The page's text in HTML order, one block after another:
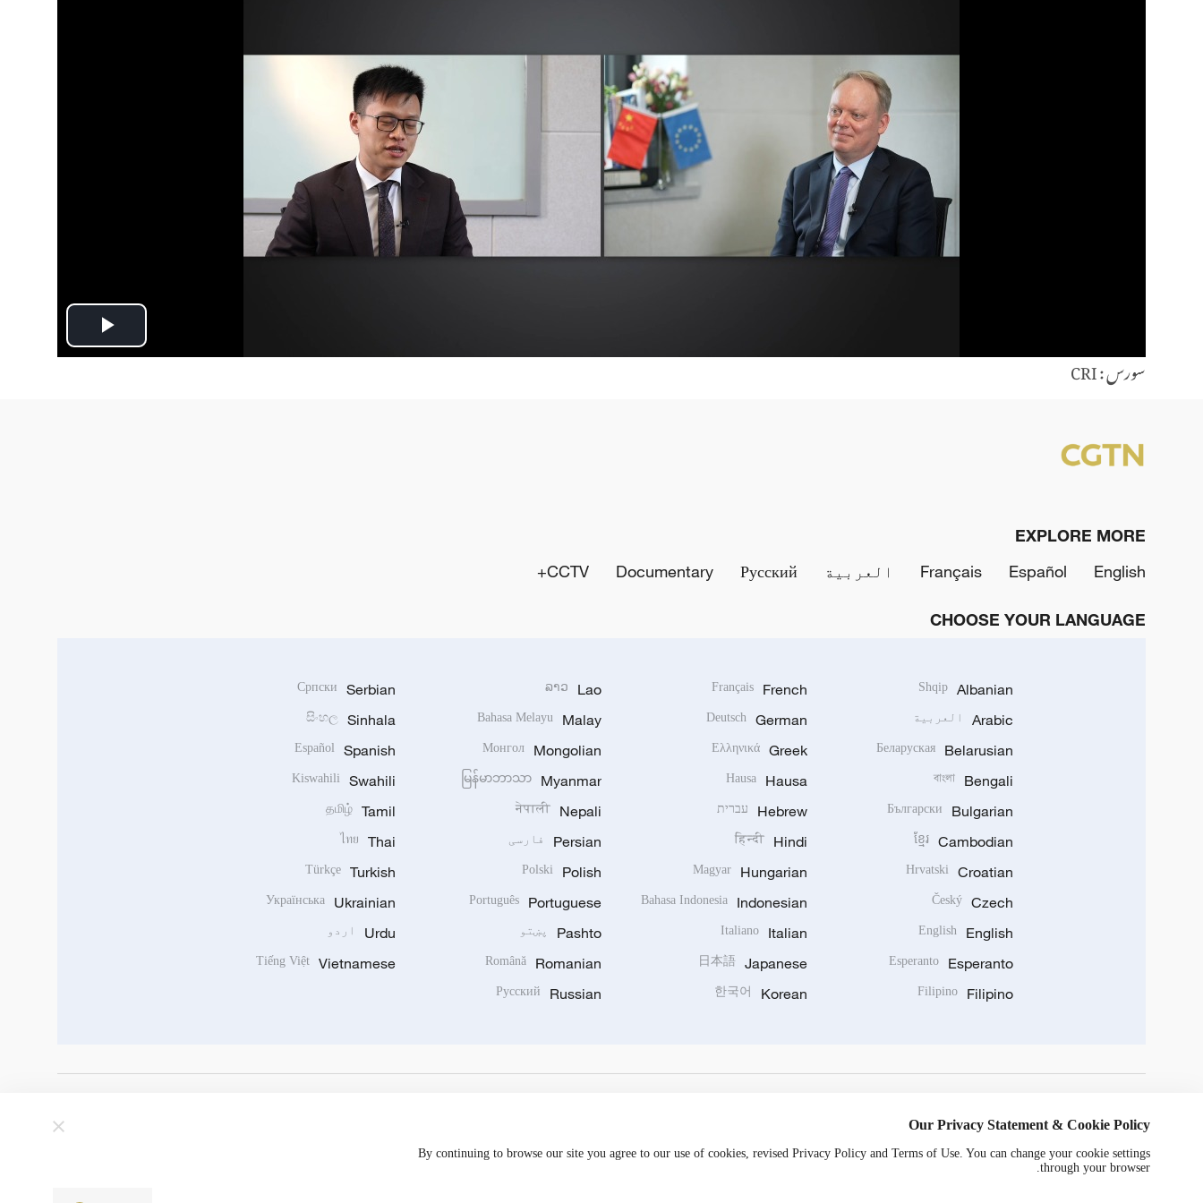
Play
سورس : CRI
EXPLORE MORE
English
Español
Français العربية Русский
Documentary
CCTV+
CHOOSE YOUR LANGUAGE
Albanian
Shqip
Arabic العربية
Belarusian
Беларуская
Bengali
বাংলা
Bulgarian
Български
Cambodian
ខ្មែរ
Croatian
Hrvatski
Czech
Český
English
English
Esperanto
Esperanto
Filipino
Filipino
French
Français
German
Deutsch
Greek
Ελληνικά
Hausa
Hausa
Hebrew עברית
Hindi
हिन्दी
Hungarian
Magyar
Indonesian
Bahasa Indonesia
Italian
Italiano
Japanese
日本語
Korean
한국어
Lao
ລາວ
Malay
Bahasa Melayu
Mongolian
Монгол
Myanmar
မြန်မာဘာသာ
Nepali
नेपाली
Persian فارسی
Polish
Polski
Portuguese
Português
Pashto پښتو
Romanian
Română
Russian
Русский
Serbian
Српски
Sinhala
සිංහල
Spanish
Español
Swahili
Kiswahili
Tamil
தமிழ்
Thai
ไทย
Turkish
Türkçe
Ukrainian
Українська
Urdu اردو
Vietnamese
Tiếng Việt
Our Privacy Statement & Cookie Policy
By continuing to browse our site you agree to our use of cookies, revised Privacy Policy and Terms of Use. You can change your cookie settings
through your browser.